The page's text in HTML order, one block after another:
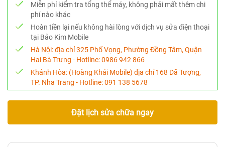
Miễn phí kiểm tra tổng thể máy, không phải mất thêm chi
phí nào khác
Hoàn tiền lại nếu không hài lòng với dịch vụ sửa điện thoại
tại Bảo Kim Mobile
Hà Nội:địa chỉ 325 Phố Vọng, Phường Đồng Tâm, Quận
Hai Bà Trưng - Hotline:0986 942 866
Khánh Hòa: (Hoàng Khải Mobile) địa chỉ 168 Dã Tượng,
TP. Nha Trang - Hotline:091 138 5678
Đặt lịch sửa chữa ngay